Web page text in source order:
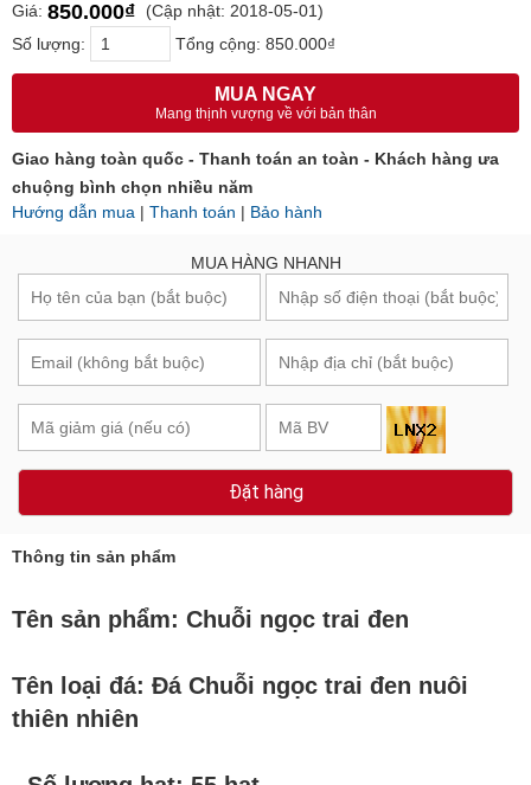
Giá: 850.000₫
(Cập nhật: 2018-05-01)
Số lượng:
Tổng cộng: 850.000₫
MUA NGAY
Mang thịnh vượng về với bản thân
Giao hàng toàn quốc - Thanh toán an toàn - Khách hàng ưa
chuộng bình chọn nhiều năm
Hướng dẫn mua | Thanh toán | Bảo hành
MUA HÀNG NHANH
Đặt hàng
Thông tin sản phẩm
Tên sản phẩm: Chuỗi ngọc trai đen
Tên loại đá: Đá Chuỗi ngọc trai đen nuôi
thiên nhiên